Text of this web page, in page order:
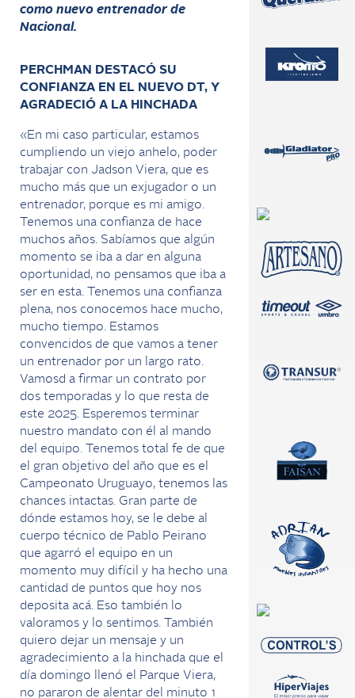
como nuevo entrenador de
Nacional.
PERCHMAN DESTACÓ SU
CONFIANZA EN EL NUEVO DT, Y
AGRADECIÓ A LA HINCHADA
«En mi caso particular, estamos
cumpliendo un viejo anhelo, poder
trabajar con Jadson Viera, que es
mucho más que un exjugador o un
entrenador, porque es mi amigo.
Tenemos una confianza de hace
muchos años. Sabíamos que algún
momento se iba a dar en alguna
oportunidad, no pensamos que iba a
ser en esta. Tenemos una confianza
plena, nos conocemos hace mucho,
mucho tiempo. Estamos
convencidos de que vamos a tener
un entrenador por un largo rato.
Vamosd a firmar un contrato por
dos temporadas y lo que resta de
este 2025. Esperemos terminar
nuestro mandato con él al mando
del equipo. Tenemos total fe de que
el gran objetivo del año que es el
Campeonato Uruguayo, tenemos las
chances intactas. Gran parte de
dónde estamos hoy, se le debe al
cuerpo técnico de Pablo Peirano
que agarró el equipo en un
momento muy difícil y ha hecho una
cantidad de puntos que hoy nos
deposita acá. Eso también lo
valoramos y lo sentimos. También
quiero dejar un mensaje y un
agradecimiento a la hinchada que el
día domingo llenó el Parque Viera,
no pararon de alentar del minuto 1